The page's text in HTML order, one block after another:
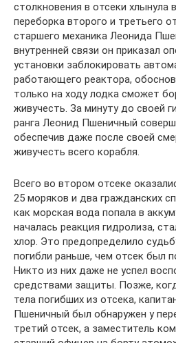
столкновения в отсеки хлынула
переборка второго и третьего
старшего механика Леонида
внутренней связи он приказал
установки заблокировать
работающего реактора,
только на ходу лодка сможет
живучесть. За минуту до своей
ранга Леонид Пшеничный
обеспечив даже после своей
живучесть всего корабля.
Всего во втором отсеке
25 моряков и два гражданских
как морская вода попала в
началась реакция гидролиза,
хлор. Это предопределило
погибли раньше, чем отсек был
Никто из них даже не успел
средствами защиты. Позже,
тела погибших из отсека,
Пшеничный был обнаружен у
третий отсек, а заместитель